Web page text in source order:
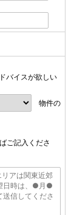
バイスが欲しい
物件の
ご記入くださ